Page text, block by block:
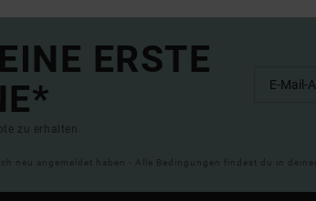
ERSTE
zu erhalten.
neu angemeldet haben - Alle Bedingungen findest du in